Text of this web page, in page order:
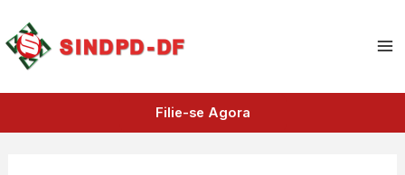
para
Filie-se Agora
r
q
u
v
s